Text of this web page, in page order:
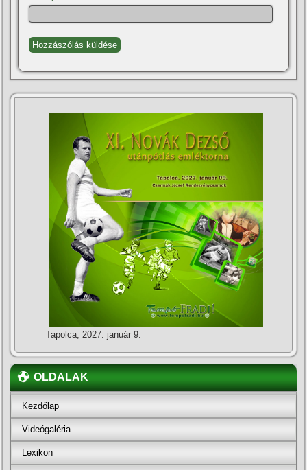
Tapolca, 2027. január 9.
OLDALAK
Kezdőlap
Videógaléria
Lexikon